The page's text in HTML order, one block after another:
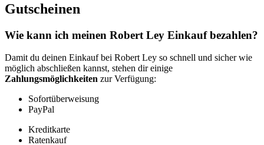
Gutscheinen
Wie kann ich meinen Robert Ley Einkauf bezahlen?
Damit du deinen Einkauf bei Robert Ley so schnell und sicher wie
möglich abschließen kannst, stehen dir einige
Zahlungsmöglichkeiten zur Verfügung:
Sofortüberweisung
PayPal
Kreditkarte
Ratenkauf